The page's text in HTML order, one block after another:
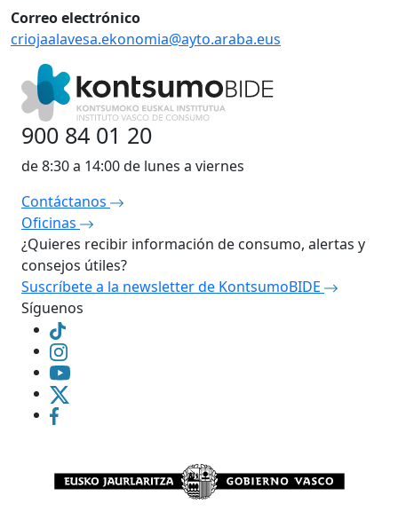
Correo electrónico
criojaalavesa.ekonomia@ayto.araba.eus
900 84 01 20
de 8:30 a 14:00 de lunes a viernes
Contáctanos
Oficinas
¿Quieres recibir información de consumo, alertas y
consejos útiles?
Suscríbete a la newsletter de KontsumoBIDE
Síguenos